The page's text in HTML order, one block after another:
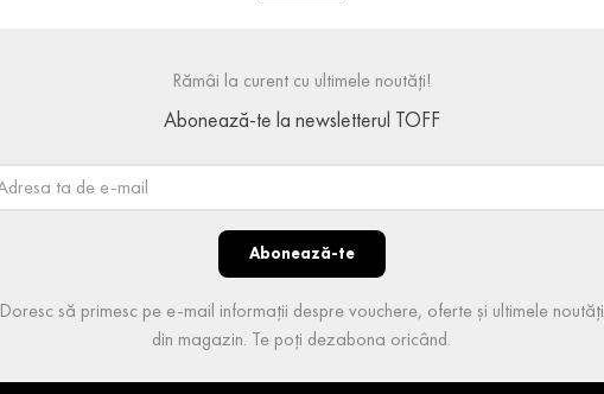
Rămâi la curent cu ultimele noutăți!
Abonează-te la newsletterul TOFF
Abonează-te
Doresc să primesc pe e-mail informații despre vouchere, oferte și ultimele noutăți
din magazin. Te poți dezabona oricând.